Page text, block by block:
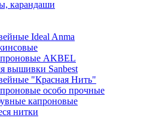
карандаши
Ideal Anma
AKBEL
вышивки Sanbest
"Красная Нить"
особо прочные
капроновые
нитки